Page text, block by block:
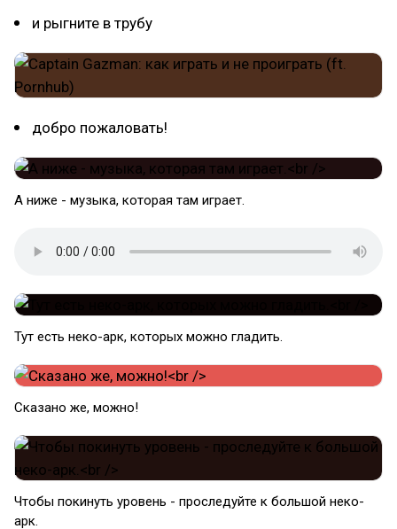
и рыгните в трубу
добро пожаловать!
А ниже - музыка, которая там играет.
Тут есть неко-арк, которых можно гладить.
Сказано же, можно!
Чтобы покинуть уровень - проследуйте к большой неко-
арк.